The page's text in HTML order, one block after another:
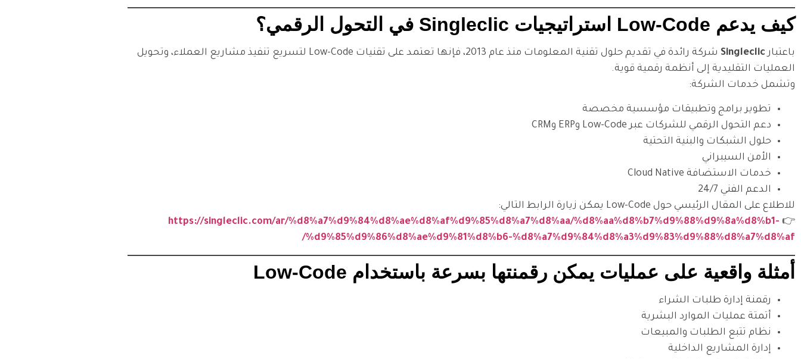
كيف يدعم Low-Code استراتيجيات Singleclic في التحول الرقمي؟
باعتبارSingleclic
شركة رائدة في تقديم حلول تقنية المعلومات منذ عام 2013، فإنها تعتمد على تقنيات Low-Code لتسريع تنفيذ مشاريع العملاء، وتحويل
العمليات التقليدية إلى أنظمة رقمية قوية.
وتشمل خدمات الشركة:
تطوير برامج وتطبيقات مؤسسية مخصصة
دعم التحول الرقمي للشركات عبر Low-Code وERP وCRM
حلول الشبكات والبنية التحتية
الأمن السيبراني
خدمات الاستضافة Cloud Native
الدعم الفني 24/7
للاطلاع على المقال الرئيسي حول Low-Code يمكن زيارة الرابط التالي:
👉
https://singleclic.com/ar/%d8%a7%d9%84%d8%ae%d8%af%d9%85%d8%a7%d8%aa/%d8%aa%d8%b7%d9%88%d9%8a%d8%b1-
%d9%85%d9%86%d8%ae%d9%81%d8%b6-%d8%a7%d9%84%d8%a3%d9%83%d9%88%d8%a7%d8%af/
أمثلة واقعية على عمليات يمكن رقمنتها بسرعة باستخدام Low-Code
رقمنة إدارة طلبات الشراء
أتمتة عمليات الموارد البشرية
نظام تتبع الطلبات والمبيعات
إدارة المشاريع الداخلية